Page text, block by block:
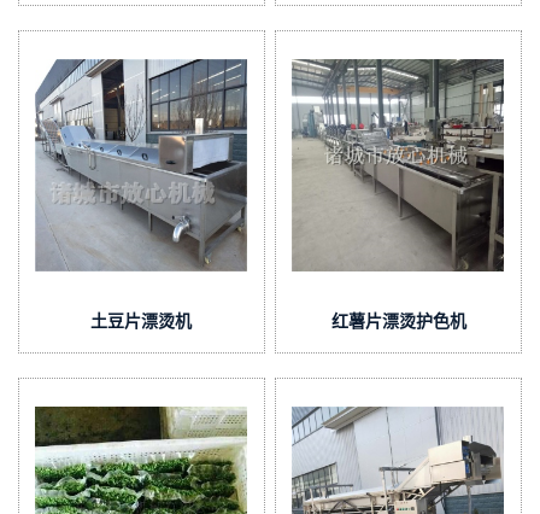
护色机
土豆片漂烫机 红薯片漂烫护色机